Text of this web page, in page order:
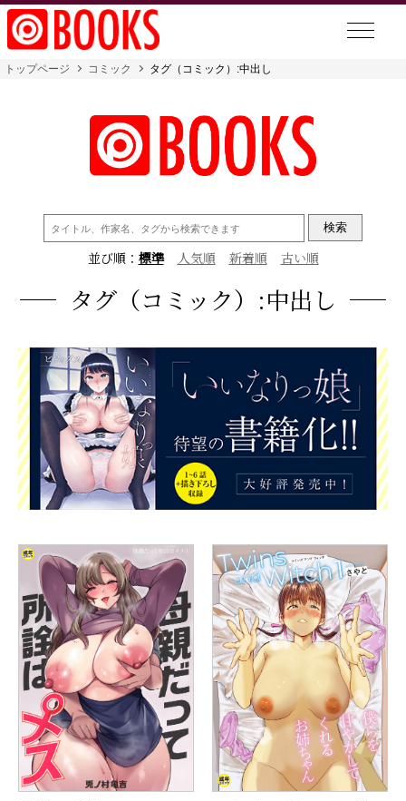
トップページ コミック タグ（コミック）:中出し
検
索:
並び順： 標準 人気順 新着順 古い順
タグ（コミック）:中出し